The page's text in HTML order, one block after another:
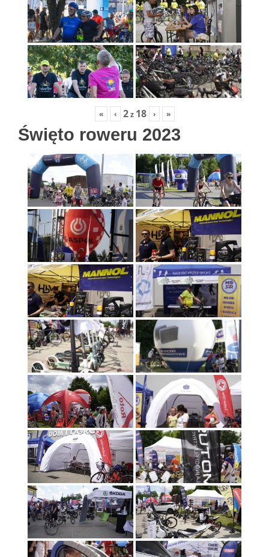
« ‹ 2z 18 › »
Święto roweru 2023